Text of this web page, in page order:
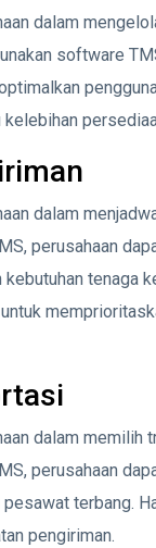
dalam
software
dalam
perusahaan
tenaga
dalam memilih
perusahaan
terbang.
pengiriman.